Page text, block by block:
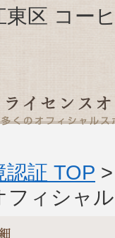
東区 コー
認証 TOP
ィシャ